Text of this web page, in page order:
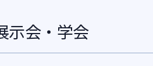
示会・学会